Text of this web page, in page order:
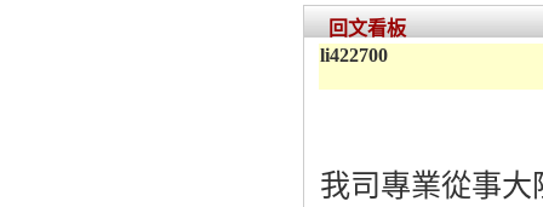
回文看板
li422700
我司專業從事